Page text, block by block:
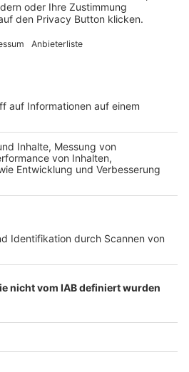
Datenschutz Impressum